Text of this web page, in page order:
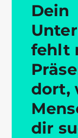
Dein
fehlt
dort,
dir